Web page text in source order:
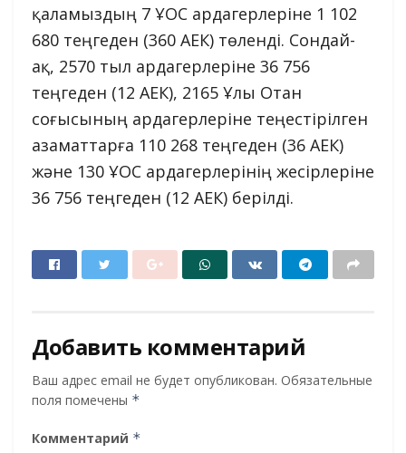
қаламыздың 7 ҰОС ардагерлеріне 1 102
680 теңгеден (360 АЕК) төленді. Сондай-
ақ, 2570 тыл ардагерлеріне 36 756
теңгеден (12 АЕК), 2165 Ұлы Отан
cоғысының ардагерлеріне теңестірілген
азаматтарға 110 268 теңгеден (36 АЕК)
және 130 ҰОС ардагерлерінің жесірлеріне
36 756 теңгеден (12 АЕК) берілді.
Добавить комментарий
Ваш адрес email не будет опубликован. Обязательные
поля помечены *
Комментарий *